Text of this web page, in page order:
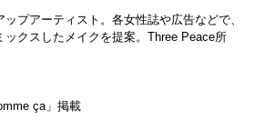
ップアーティスト。各女性誌や広告などで、
ックスしたメイクを提案。Three Peace所
ça」掲載